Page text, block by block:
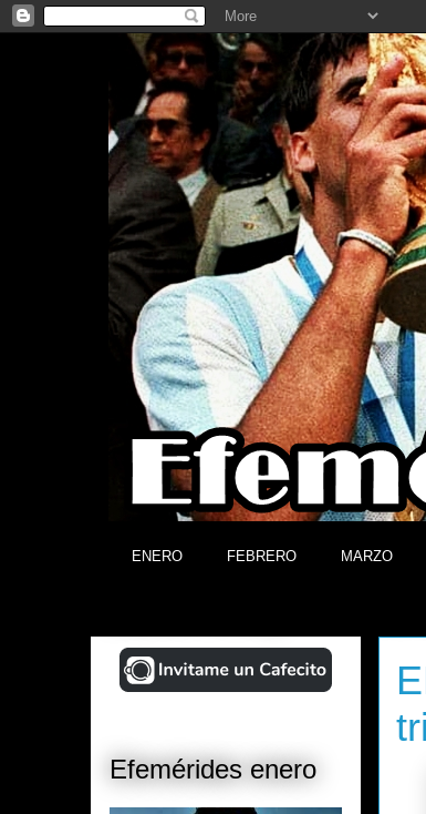
ENERO FEBRERO MARZO
Efemérides enero